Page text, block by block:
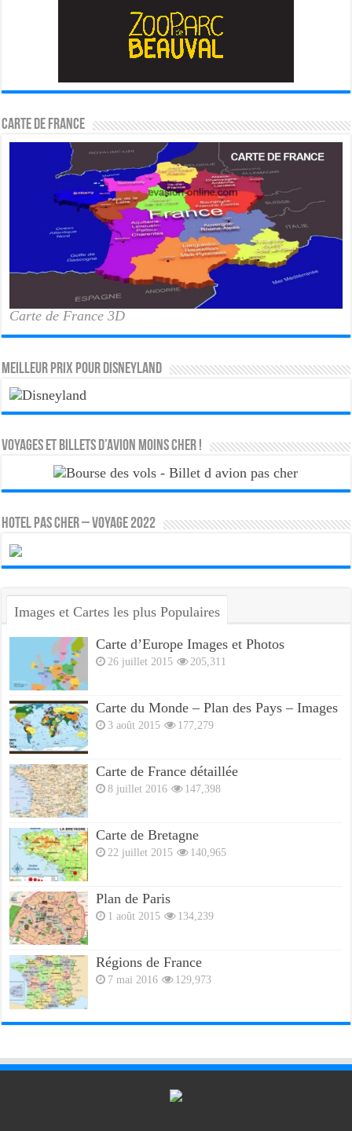
Carte de France
Carte de France 3D
MEILLEUR PRIX POUR DISNEYLAND
Voyages et Billets d’Avion moins cher !
HOTEL PAS CHER – VOYAGE 2022
Images et Cartes les plus Populaires
Carte d’Europe Images et Photos
26 juillet 2015 205,311
Carte du Monde – Plan des Pays – Images
3 août 2015 177,279
Carte de France détaillée
8 juillet 2016 147,398
Carte de Bretagne
22 juillet 2015 140,965
Plan de Paris
1 août 2015 134,239
Régions de France
7 mai 2016 129,973